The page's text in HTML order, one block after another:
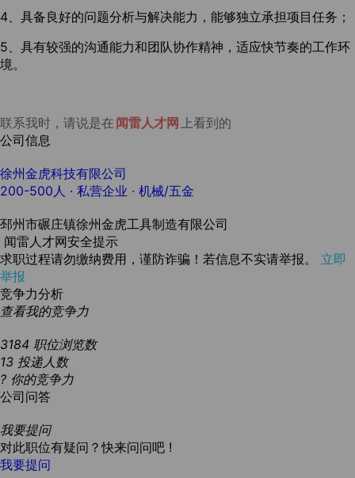
4、具备良好的问题分析与解决能力，能够独立承担项目任务；
5、具有较强的沟通能力和团队协作精神，适应快节奏的工作环
境。
联系我时，请说是在 闻雷人才网 上看到的
公司信息
徐州金虎科技有限公司
200-500人 · 私营企业 · 机械/五金
邳州市碾庄镇徐州金虎工具制造有限公司
闻雷人才网安全提示
求职过程请勿缴纳费用，谨防诈骗！若信息不实请举报。 立即
举报
竞争力分析
查看我的竞争力
3184 职位浏览数
13 投递人数
? 你的竞争力
公司问答
我要提问
对此职位有疑问？快来问问吧 !
我要提问